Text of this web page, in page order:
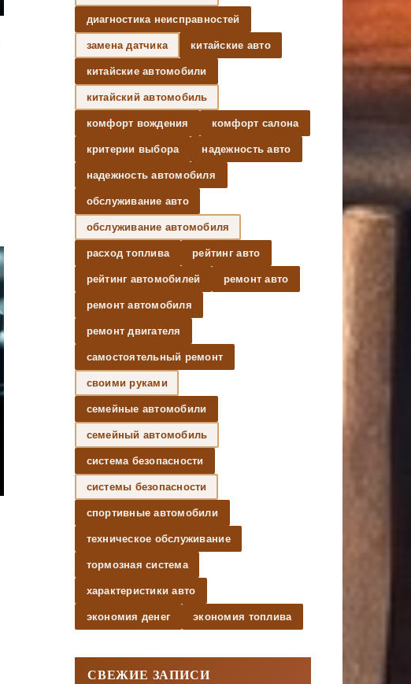
диагностика неисправностей
замена датчика китайские авто
китайские автомобили
китайский автомобиль
комфорт вождения комфорт салона
критерии выбора надежность авто
надежность автомобиля
обслуживание авто
обслуживание автомобиля
расход топлива рейтинг авто
рейтинг автомобилей ремонт авто
ремонт автомобиля
ремонт двигателя
самостоятельный ремонт
своими руками
семейные автомобили
семейный автомобиль
система безопасности
системы безопасности
спортивные автомобили
техническое обслуживание
тормозная система
характеристики авто
экономия денег экономия топлива
СВЕЖИЕ ЗАПИСИ